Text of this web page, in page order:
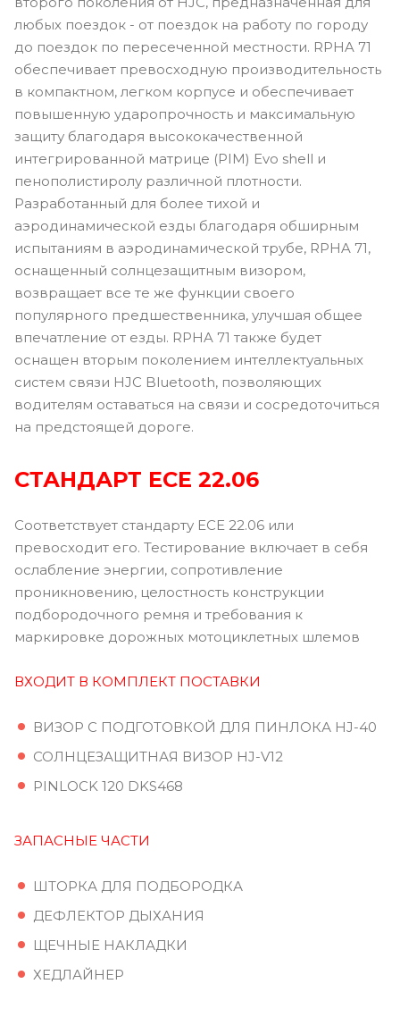
любых поездок - от поездок на работу по городу
до поездок по пересеченной местности. RPHA 71
обеспечивает превосходную производительность
в компактном, легком корпусе и обеспечивает
повышенную ударопрочность и максимальную
защиту благодаря высококачественной
интегрированной матрице (PIM) Evo shell и
пенополистиролу различной плотности.
Разработанный для более тихой и
аэродинамической езды благодаря обширным
испытаниям в аэродинамической трубе, RPHA 71,
оснащенный солнцезащитным визором,
возвращает все те же функции своего
популярного предшественника, улучшая общее
впечатление от езды. RPHA 71 также будет
оснащен вторым поколением интеллектуальных
систем связи HJC Bluetooth, позволяющих
водителям оставаться на связи и сосредоточиться
на предстоящей дороге.
СТАНДАРТ ЕСЕ 22.06
Соответствует стандарту ECE 22.06 или
превосходит его. Тестирование включает в себя
ослабление энергии, сопротивление
проникновению, целостность конструкции
подбородочного ремня и требования к
маркировке дорожных мотоциклетных шлемов
ВХОДИТ В КОМПЛЕКТ ПОСТАВКИ
ВИЗОР С ПОДГОТОВКОЙ ДЛЯ ПИНЛОКА HJ-40
СОЛНЦЕЗАЩИТНАЯ ВИЗОР HJ-V12
PINLOCK 120 DKS468
ЗАПАСНЫЕ ЧАСТИ
ШТОРКА ДЛЯ ПОДБОРОДКА
ДЕФЛЕКТОР ДЫХАНИЯ
ЩЕЧНЫЕ НАКЛАДКИ
ХЕДЛАЙНЕР